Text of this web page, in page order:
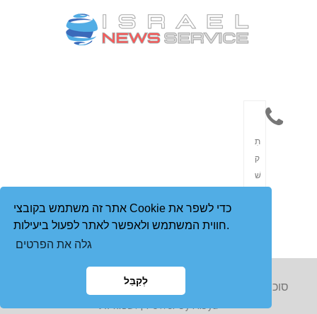
אתר זה משתמש בקובצי Cookie כדי לשפר את
חווית המשתמש ולאפשר לאתר לפעול ביעילות.
גלה את הפרטים
לְקַבֵּל
תִ
ק
שׁ